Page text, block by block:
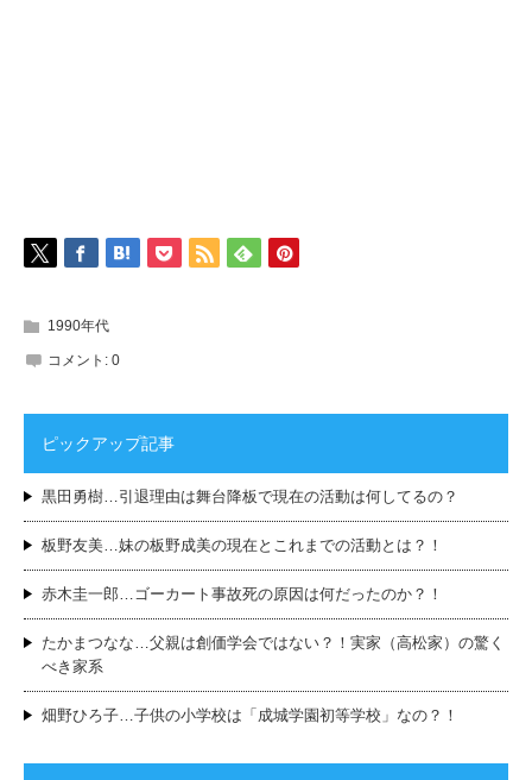
1990年代
コメント: 0
ピックアップ記事
黒田勇樹…引退理由は舞台降板で現在の活動は何してるの？
板野友美…妹の板野成美の現在とこれまでの活動とは？！
赤木圭一郎…ゴーカート事故死の原因は何だったのか？！
たかまつなな…父親は創価学会ではない？！実家（高松家）の驚く
べき家系
畑野ひろ子…子供の小学校は「成城学園初等学校」なの？！